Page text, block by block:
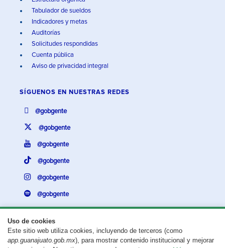
Uso de cookies
Este sitio web utiliza cookies, incluyendo de terceros (como
app.guanajuato.gob.mx), para mostrar contenido institucional y mejorar
Tabulador de sueldos
Indicadores y metas
Auditorías
Solicitudes respondidas
Cuenta pública
Aviso de privacidad integral
SÍGUENOS EN NUESTRAS REDES
@gobgente
@gobgente
@gobgente
@gobgente
@gobgente
@gobgente
¿Existe algún problema con esta página?Repórtalo aquí.